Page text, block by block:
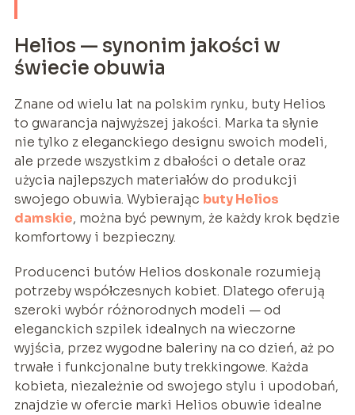
Helios — synonim jakości w
świecie obuwia
Znane od wielu lat na polskim rynku, buty Helios
to gwarancja najwyższej jakości. Marka ta słynie
nie tylko z eleganckiego designu swoich modeli,
ale przede wszystkim z dbałości o detale oraz
użycia najlepszych materiałów do produkcji
swojego obuwia. Wybierając buty Helios
damskie, można być pewnym, że każdy krok będzie
komfortowy i bezpieczny.
Producenci butów Helios doskonale rozumieją
potrzeby współczesnych kobiet. Dlatego oferują
szeroki wybór różnorodnych modeli — od
eleganckich szpilek idealnych na wieczorne
wyjścia, przez wygodne baleriny na co dzień, aż po
trwałe i funkcjonalne buty trekkingowe. Każda
kobieta, niezależnie od swojego stylu i upodobań,
znajdzie w ofercie marki Helios obuwie idealne